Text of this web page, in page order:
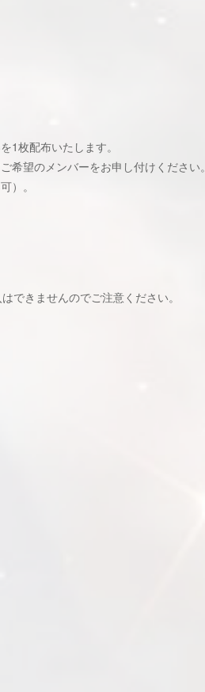
1枚配布いたします。
希望のメンバーをお申し付けください。
）。
できませんのでご注意ください。